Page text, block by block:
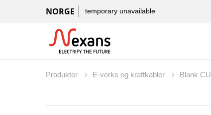
NORGE temporary unavailable
Produkter E-verks og kraftkabler Blank CU